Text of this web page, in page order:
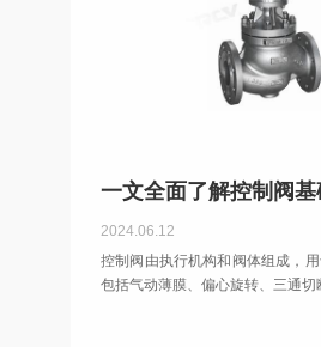
一文全面了解控制阀基
2024.06.12
控制阀由执行机构和阀体组成，用
包括气动薄膜、偏心旋转、三通切